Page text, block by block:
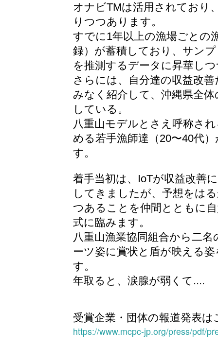
オナビTMは活用されており
りつつあります。
すでに1年以上の漁場ごとの
録）が蓄積しており、サン
を推測するデータに昇華し
さらには、自分達の収益改
みなく紹介して、沖縄県全
している。
八重山モデルとさえ呼称さ
める若手漁師達（20〜40代
す。
着手当初は、IoTが収益改善
してきましたが、予想をは
つあることを仲間とともに
式に臨みます。
八重山漁業協同組合から二
ーツ姿に賞状と盾が映える
す。
年取ると、涙腺が弱くて....
受賞企業・団体の報道発表
https://www.mcpc-jp.org/press/pdf/